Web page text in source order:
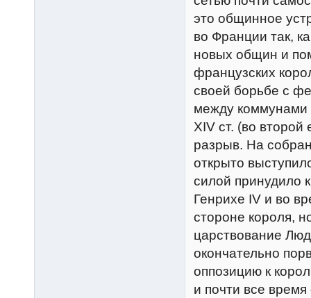
это общинное
во Франции так,
новых общин и
французских
своей борьбе с
между коммунами
XIV ст. (во
разрыв. На
открыто
силой принудило
Генрихе IV и во
стороне короля,
царствование
окончательно
оппозицию к
и почти все